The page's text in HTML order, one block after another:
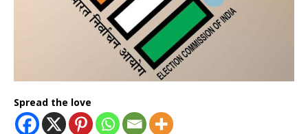
Spread the love